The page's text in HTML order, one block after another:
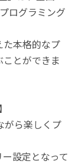
ログラミング
本格的なプ
とができま
がら楽しくプ
設定となって